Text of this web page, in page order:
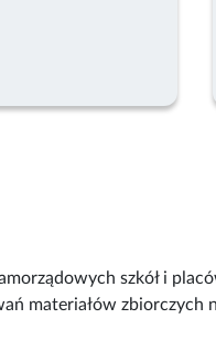
szkół i
materiałów zbiorczych